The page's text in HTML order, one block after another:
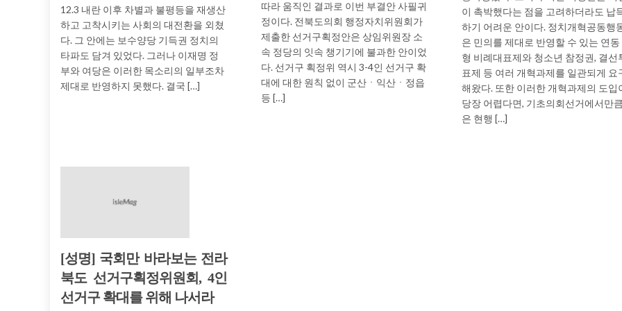
12.3 내란 이후 차별과 불평등을 재생산
하고 고착시키는 사회의 대전환을 외쳤
다. 그 안에는 보수양당 기득권 정치의
타파도 담겨 있었다. 그러나 이재명 정
부와 여당은 이러한 목소리의 일부조차
제대로 반영하지 못했다. 결국 […]
따라 움직인 결과로 이번 부결안 사필귀
정이다. 전북도의회 행정자치위원회가
제출한 선거구획정안은 상임위원장 소
속 정당의 잇속 챙기기에 불과한 안이었
다. 선거구 획정위 역시 3-4인 선거구 확
대에 대한 원칙 없이 군산ㆍ익산ㆍ정읍
등 […]
이 촉박했다는 점을 고려하더라도 납
하기 어려운 안이다. 정치개혁공동행
은 민의를 제대로 반영할 수 있는 연동
형 비례대표제와 청소년 참정권, 결선
표제 등 여러 개혁과제를 일관되게 요
해왔다. 또한 이러한 개혁과제의 도입
당장 어렵다면, 기초의회선거에서만큼
은 현행 […]
[성명] 국회만 바라보는 전라
북도 선거구획정위원회, 4인
선거구 확대를 위해 나서라